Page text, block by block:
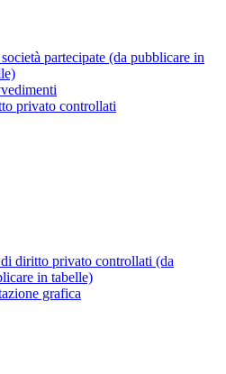
partecipate (da pubblicare in
privato controllati
diritto privato controllati (da
in tabelle)
grafica